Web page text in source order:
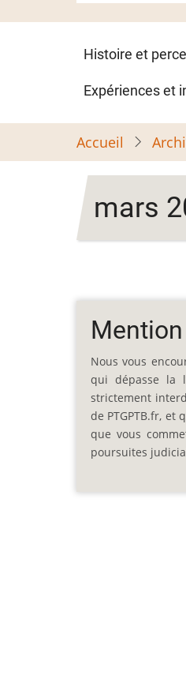
principale
Histoire et
Expériences et
Accueil
mars
Nous vous
qui dépasse la
strictement
de PTGPTB.fr,
que vous
poursuites